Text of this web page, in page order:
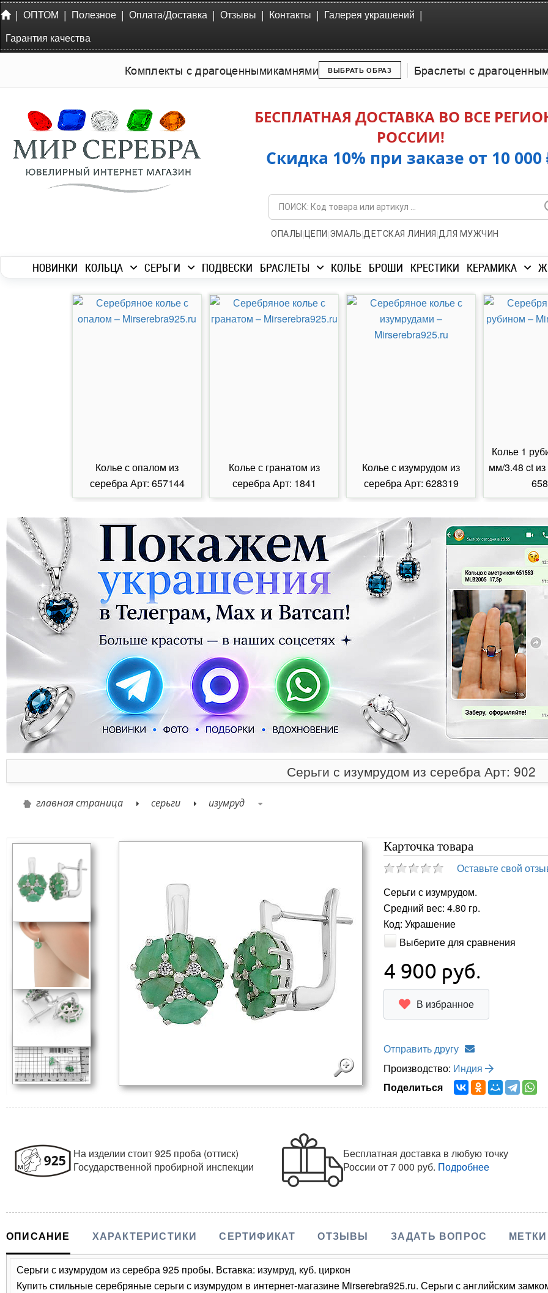
| ОПТОМ | Полезное | Оплата/Доставка | Отзывы | Контакты | Галерея украшений |
Гарантия качества
Комплекты с драгоценнымикамнями ВЫБРАТЬ ОБРАЗ Браслеты с
БЕСПЛАТНАЯ ДОСТАВКА ВО ВСЕ
РОССИИ!
Скидка 10% при заказе от 10 000
ОПАЛЫ | ЦЕПИ |ЭМАЛЬ|ДЕТСКАЯ ЛИНИЯ |ДЛЯ МУЖЧИН
НОВИНКИ КОЛЬЦА СЕРЬГИ ПОДВЕСКИ БРАСЛЕТЫ КОЛЬЕ БРОШИ КРЕСТИКИ КЕРАМИКА
Колье с опалом из
серебра Арт: 657144
Колье с гранатом из
серебра Арт: 1841
Колье с изумрудом из
серебра Арт: 628319
Колье 1
мм/3.48 ct
Серьги с изумрудом из серебра Арт: 902
главная страница серьги изумруд
Карточка товара
Оставьте свой
Серьги с изумрудом.
Средний вес: 4.80 гр.
Код: Украшение
Выберите для сравнения
4 900 руб.
В избранное
Отправить другу
Производство: Индия
Поделиться
На изделии стоит 925 проба (оттиск)
Государственной пробирной инспекции
Бесплатная доставка в любую точку
Россииот 7 000 руб. Подробнее
ОПИСАНИЕ ХАРАКТЕРИСТИКИ СЕРТИФИКАТ ОТЗЫВЫ ЗАДАТЬ ВОПРОС МЕТКИ
Серьги с изумрудом из серебра 925 пробы. Вставка: изумруд, куб. циркон
Купить стильные серебряные серьги с изумрудом в интернет-магазине Mirserebra925.ru. Серьги с английским